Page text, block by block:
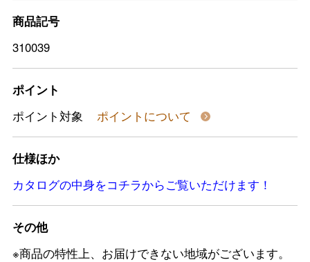
商品記号
310039
ポイント
ポイント対象
ポイントについて
仕様ほか
カタログの中身をコチラからご覧いただけます！
その他
※商品の特性上、お届けできない地域がございます。